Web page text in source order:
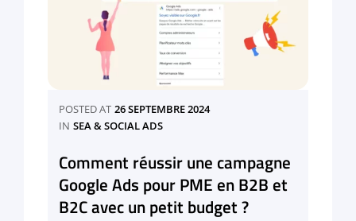
meilleur
POSTED AT 26 SEPTEMBRE 2024
IN CATEGORIES
SEA & SOCIAL ADS
Comment réussir une campagne
Google Ads pour PME en B2B et
B2C avec un petit budget ?